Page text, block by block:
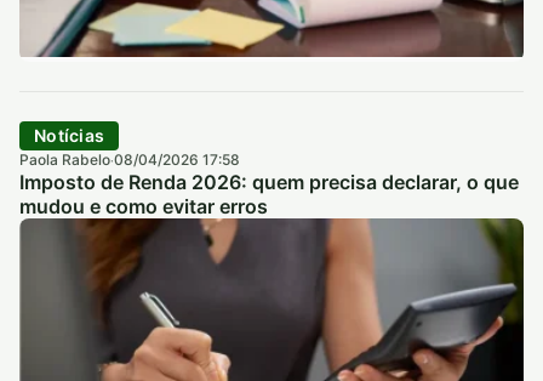
Notícias
Paola Rabelo·08/04/2026 17:58
Imposto de Renda 2026: quem precisa declarar, o que
mudou e como evitar erros